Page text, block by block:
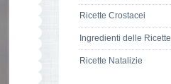
Ricette Crostacei
Ingredienti delle Ricette
Ricette Natalizie